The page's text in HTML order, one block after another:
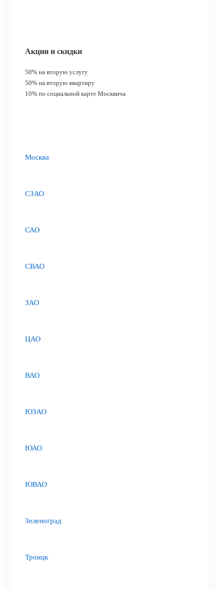
Акции и скидки
50% на вторую услугу
50% на вторую квартиру
10% по социальной карте Москвича
Москва
СЗАО
САО
СВАО
ЗАО
ЦАО
ВАО
ЮЗАО
ЮАО
ЮВАО
Зеленоград
Троицк